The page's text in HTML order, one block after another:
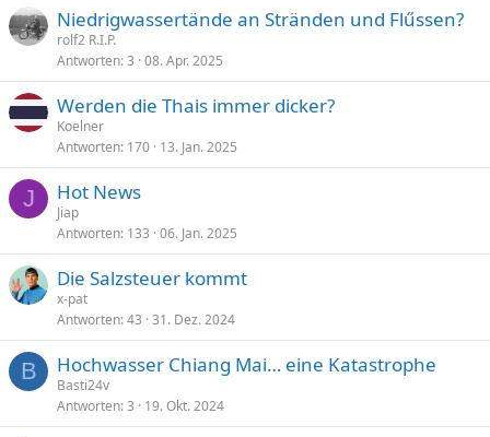
Niedrigwassertände an Stränden und Flűssen?
rolf2 R.I.P.
Antworten 3 08. Apr. 2025
Werden die Thais immer dicker?
Koelner
Antworten 170 13. Jan. 2025
J Hot News
Jiap
Antworten 133 06. Jan. 2025
Die Salzsteuer kommt
x-pat
Antworten 43 31. Dez. 2024
B Hochwasser Chiang Mai… eine Katastrophe
Basti24v
Antworten 3 19. Okt. 2024